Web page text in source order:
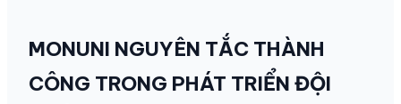
MONUNI NGUYÊN TẮC THÀNH
CÔNG TRONG PHÁT TRIỂN ĐỘI